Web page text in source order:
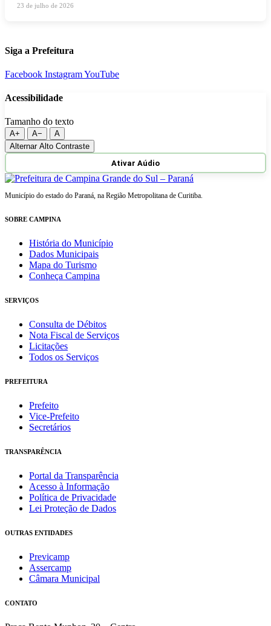
23 de julho de 2026
Siga a Prefeitura
Facebook InstagramYouTube
Acessibilidade
Tamanho do texto
A+ A−
A
Alternar Alto Contraste
Ativar Aúdio
Município do estado do Paraná, na Região Metropolitana de Curitiba.
SOBRE CAMPINA
História do Município
Dados Municipais
Mapa do Turismo
Conheça Campina
SERVIÇOS
Consulta de Débitos
Nota Fiscal de Serviços
Licitações
Todos os Serviços
PREFEITURA
Prefeito
Vice-Prefeito
Secretários
TRANSPARÊNCIA
Portal da Transparência
Acesso à Informação
Política de Privacidade
Lei Proteção de Dados
OUTRAS ENTIDADES
Previcamp
Assercamp
Câmara Municipal
CONTATO